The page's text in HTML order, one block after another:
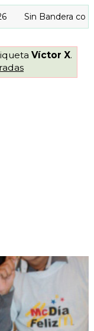
Bandera conquista
Víctor X.